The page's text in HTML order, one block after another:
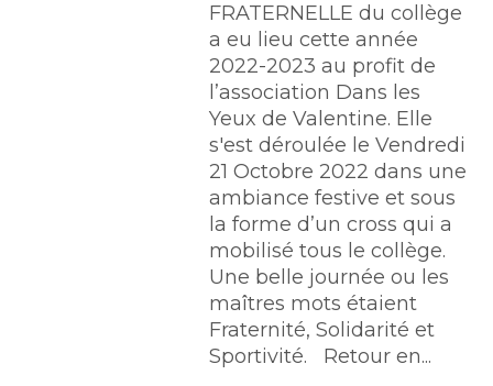
FRATERNELLE du collège
a eu lieu cette année
2022-2023 au profit de
l’association Dans les
Yeux de Valentine. Elle
s'est déroulée le Vendredi
21 Octobre 2022 dans une
ambiance festive et sous
la forme d’un cross qui a
mobilisé tous le collège.
Une belle journée ou les
maîtres mots étaient
Fraternité, Solidarité et
Sportivité. Retour en...